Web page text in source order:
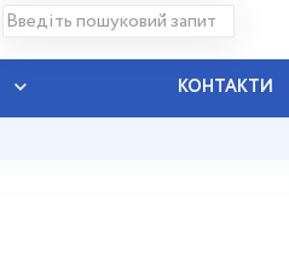
КОНТАКТИ